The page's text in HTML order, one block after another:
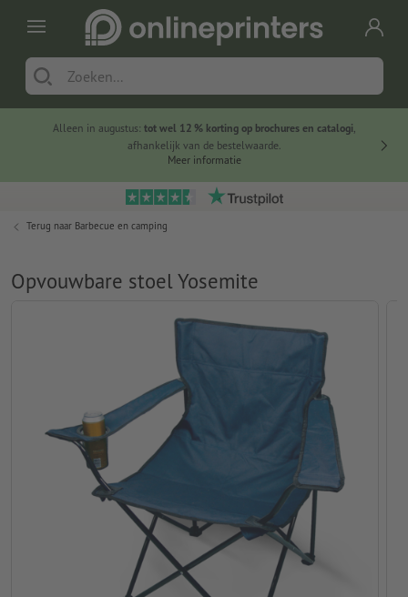
Alleen in augustus: tot wel 12 % korting op brochures en catalogi,
afhankelijk van de bestelwaarde.
Meer informatie
Terug naar Barbecue en camping
Opvouwbare stoel Yosemite